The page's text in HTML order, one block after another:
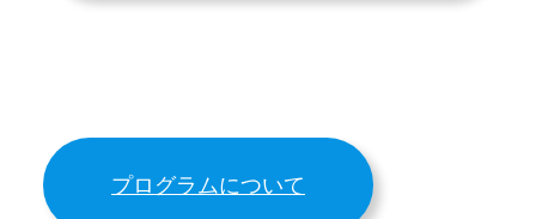
プログラムについて